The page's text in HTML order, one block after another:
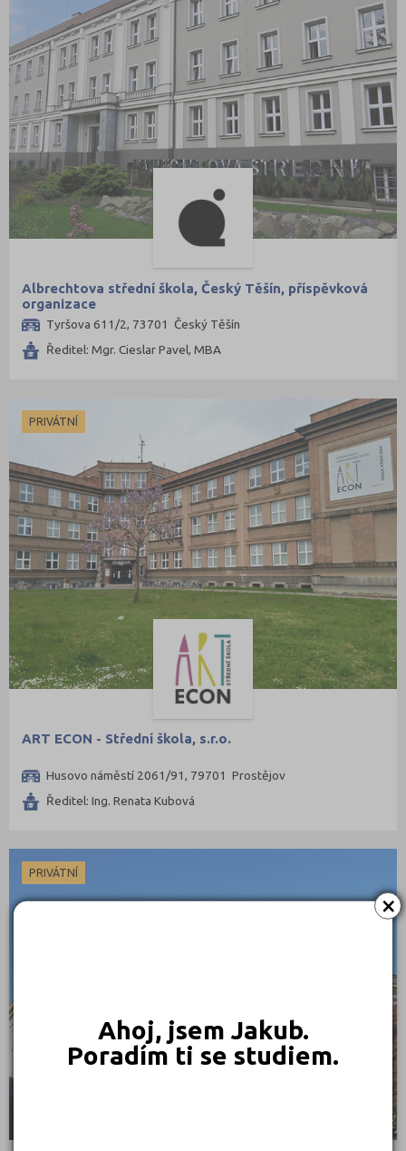
×
Ahoj, jsem Jakub.
Poradím ti se studiem.
Albrechtova střední škola, Český Těšín, příspěvková
organizace
Tyršova 611/2, 73701 Český Těšín
Ředitel: Mgr. Cieslar Pavel, MBA
PRIVÁTNÍ
ART ECON - Střední škola, s.r.o.
Husovo náměstí 2061/91, 79701 Prostějov
Ředitel: Ing. Renata Kubová
PRIVÁTNÍ